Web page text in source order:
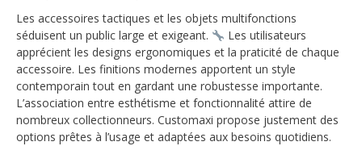
Les accessoires tactiques et les objets multifonctions
séduisent un public large et exigeant.
Les utilisateurs
apprécient les designs ergonomiques et la praticité de chaque
accessoire. Les finitions modernes apportent un style
contemporain tout en gardant une robustesse importante.
L’association entre esthétisme et fonctionnalité attire de
nombreux collectionneurs. Customaxi propose justement des
options prêtes à l’usage et adaptées aux besoins quotidiens.